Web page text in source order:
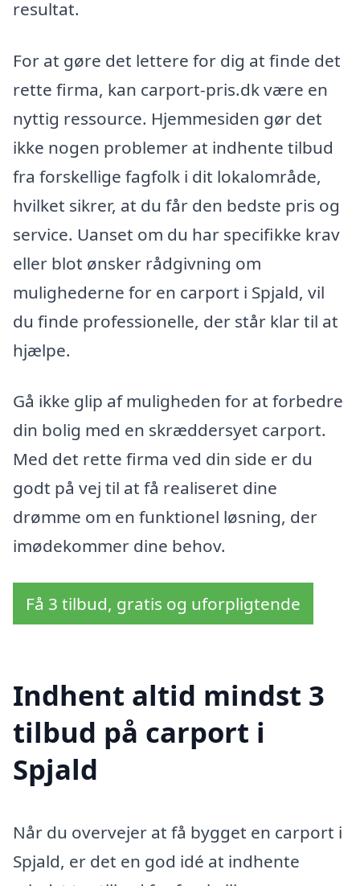
resultat.
For at gøre det lettere for dig at finde det
rette firma, kan carport-pris.dk være en
nyttig ressource. Hjemmesiden gør det
ikke nogen problemer at indhente tilbud
fra forskellige fagfolk i dit lokalområde,
hvilket sikrer, at du får den bedste pris og
service. Uanset om du har specifikke krav
eller blot ønsker rådgivning om
mulighederne for en carport i Spjald, vil
du finde professionelle, der står klar til at
hjælpe.
Gå ikke glip af muligheden for at forbedre
din bolig med en skræddersyet carport.
Med det rette firma ved din side er du
godt på vej til at få realiseret dine
drømme om en funktionel løsning, der
imødekommer dine behov.
Få 3 tilbud, gratis og uforpligtende
Indhent altid mindst 3
tilbud på carport i
Spjald
Når du overvejer at få bygget en carport i
Spjald, er det en god idé at indhente